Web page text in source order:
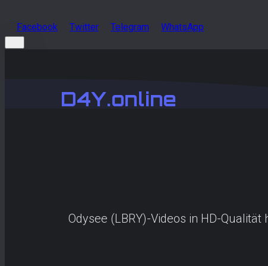
Facebook Twitter Telegram WhatsApp
D4Y.online
Odysee (LBRY)-Videos in HD-